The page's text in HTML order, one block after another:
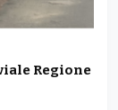
Regione